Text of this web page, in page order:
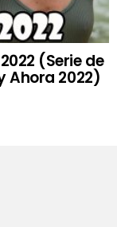
(Serie de
Ahora 2022)